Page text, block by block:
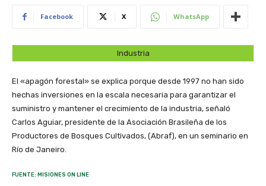
Facebook X WhatsApp
Industria
El «apagón forestal» se explica porque desde 1997 no han sido
hechas inversiones en la escala necesaria para garantizar el
suministro y mantener el crecimiento de la industria, señaló
Carlos Aguiar, presidente de la Asociación Brasileña de los
Productores de Bosques Cultivados, (Abraf), en un seminario en
Río de Janeiro.
FUENTE: MISIONES ON LINE